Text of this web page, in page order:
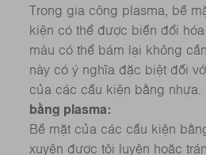
Trong gia công plasma, bề
kiện có thể được biến đổi
màu có thể bám lại không
này có ý nghĩa đặc biệt đối
của các cấu kiện bằng nhựa.
bằng plasma:
Bề mặt của các cấu kiện
xuyên được tôi luyện hoặc